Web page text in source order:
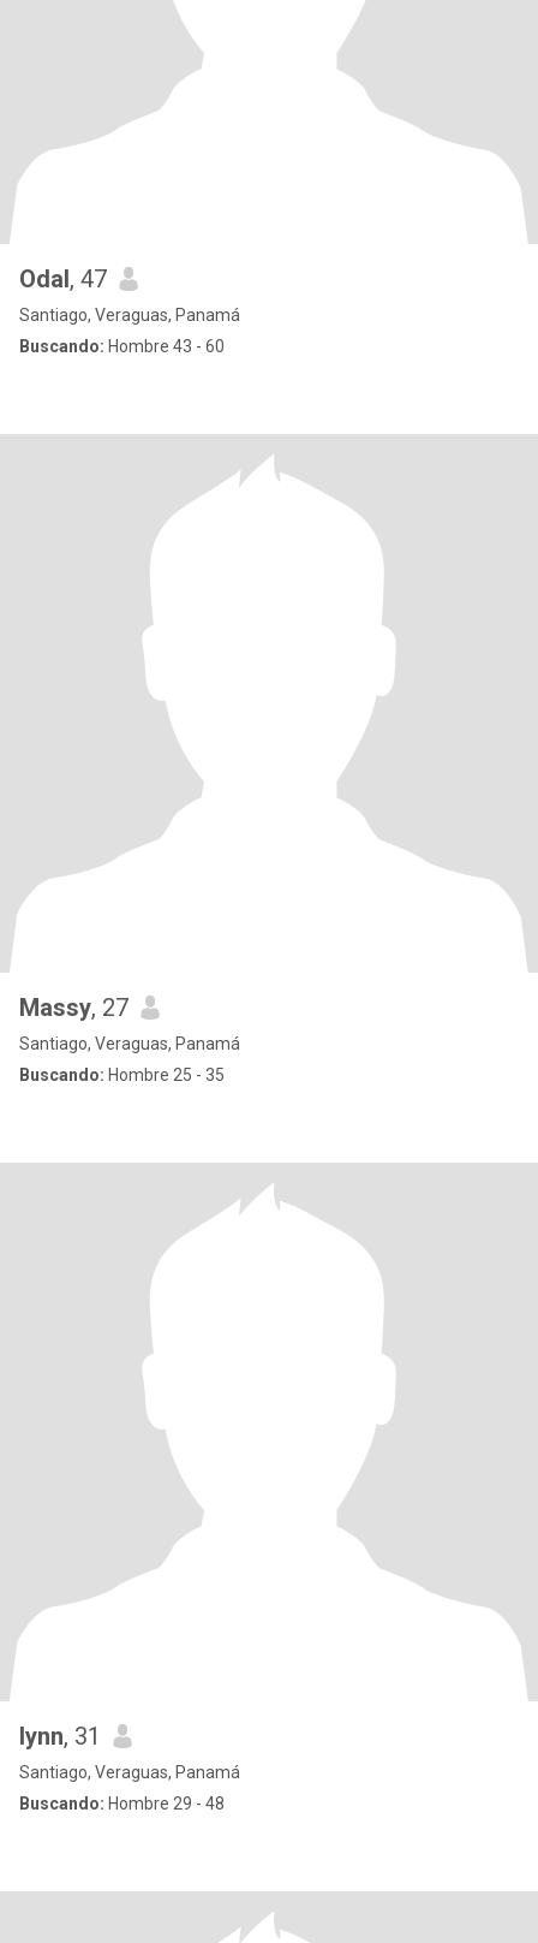
Odal, 47
Santiago, Veraguas, Panamá
Buscando: Hombre 43 - 60
Massy, 27
Santiago, Veraguas, Panamá
Buscando: Hombre 25 - 35
lynn, 31
Santiago, Veraguas, Panamá
Buscando: Hombre 29 - 48